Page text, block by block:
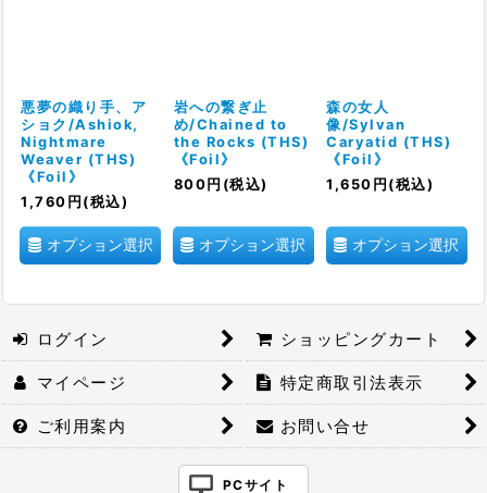
悪夢の織り手、ア
ショク/Ashiok,
Nightmare
Weaver (THS)
《Foil》
1,760 円 (税込)
オプション選択
岩への繋ぎ止
め/Chained to
the Rocks (THS)
《Foil》
800 円 (税込)
オプション選択
森の女人
像/Sylvan
Caryatid (THS)
《Foil》
1,650 円 (税込)
オプション選択
ログイン ショッピングカート
マイページ 特定商取引法表示
ご利用案内 お問い合せ
PCサイト